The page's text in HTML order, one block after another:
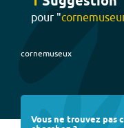
pour "
cornemuseux
Vous ne trouvez pas